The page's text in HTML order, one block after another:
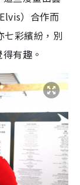
）合作而
七彩繽紛，別
有趣。